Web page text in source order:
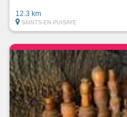
12.3 km
SAINTS-EN-PUISAYE